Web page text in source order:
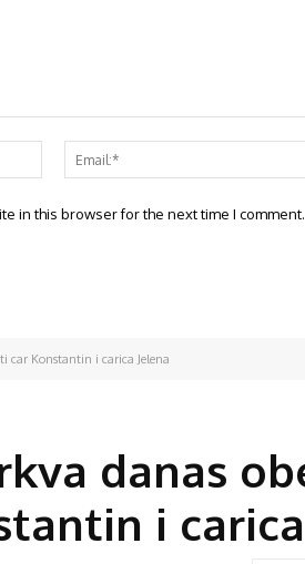
in this browser for the next time I comment.